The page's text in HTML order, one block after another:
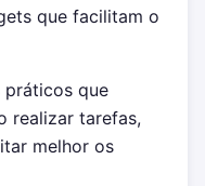
que facilitam o
práticos que
realizar tarefas,
melhor os